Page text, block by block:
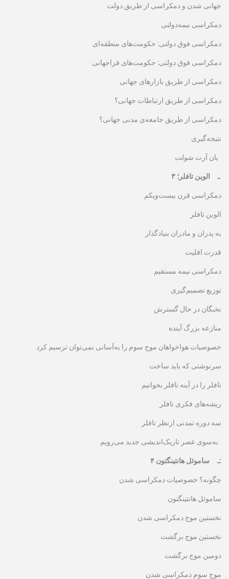
جهانی شدن و دمکراسی از طریق دولت
دمکراسی نیمه‌دولتی
دمکراسی فوق دولتی: حکومت‌های منطقه‌ای
دمکراسی فوق دولتی: حکومت‌های فراجهانی
دمکراسی از طریق بازارهای جهانی
دمکراسی از طریق ارتباطات جهانی؟
دمکراسی از طریق جامعه‌ی مدنی جهانی؟
نتیجه‌گیری
یان آرت شولت
۳ ـ الوین تافلر؛
دمکراسی قرن بیست‌ویکم
الوین تافلر
به پدران و مادران بنیادگذار
قدرت اقلیت
دمکراسی نیمه مستقیم
توزیع تصمیم‌گیری
نخبگان در حال گسترش
منازعه بزرگ آینده
خصوصیات هواخواهان موج سوم را به‌آسانی نمی‌توان ترسیم کرد
سرنوشتی که باید ساخت
تافلر را در آینه تافلر بخوانیم
ریشه‌های فکری تافلر
سه دوره تمدنی ازنظر تافلر
به‌سوی عصر تاریک‌اندیشی جدید می‌رویم
۴ ـ ساموئل هانتینگتون:
چگونه؟ خصوصیات دمکراسی شدن
ساموئل هانتینگتون
نخستین موج دمکراسی شدن
نخستین موج برگشت
دومین موج برگشت
موج سوم دمکراسی شدن